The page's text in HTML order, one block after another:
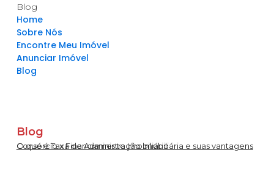
Blog
Home
Sobre Nós
Encontre Meu Imóvel
Anunciar Imóvel
Blog
Blog
O que é Taxa de Administração Imobiliária e suas vantagens
Consórcio x Financiamento Imobiliário